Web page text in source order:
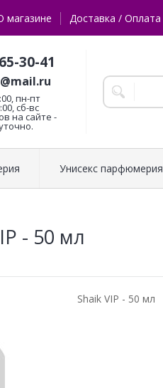
магазине Доставка / Оплата
30-41
пн-пт
сб-вс
на сайте -
Унисекс парфюмерия
- 50 мл
Shaik VIP - 50 мл